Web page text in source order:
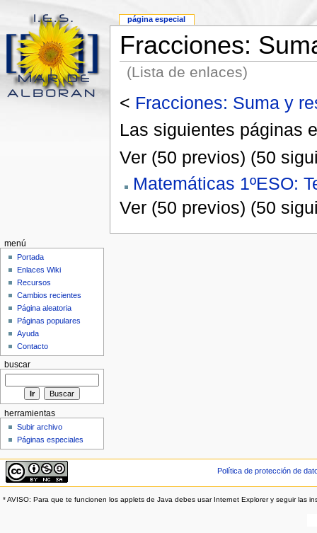
Fracciones:
(Lista de enlaces)
< Fracciones: Suma y
Las siguientes páginas
Ver (50 previos) (50
Matemáticas 1ºESO:
Ver (50 previos) (50
página especial
menú
Portada
Enlaces Wiki
Recursos
Cambios recientes
Página aleatoria
Páginas populares
Ayuda
Contacto
buscar
herramientas
Subir archivo
Páginas especiales
Política de protección de
* AVISO: Para que te funcionen los applets de Java debes usar Internet Explorer y seguir las